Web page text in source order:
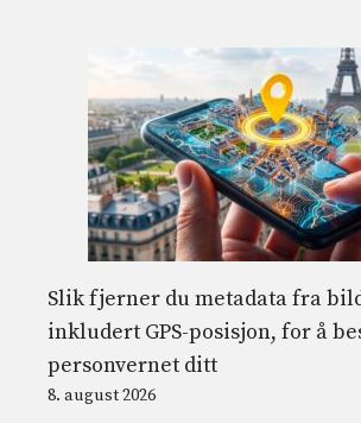
Slik fjerner du metadata fra
inkludert GPS-posisjon, for å
personvernet ditt
8. august 2026